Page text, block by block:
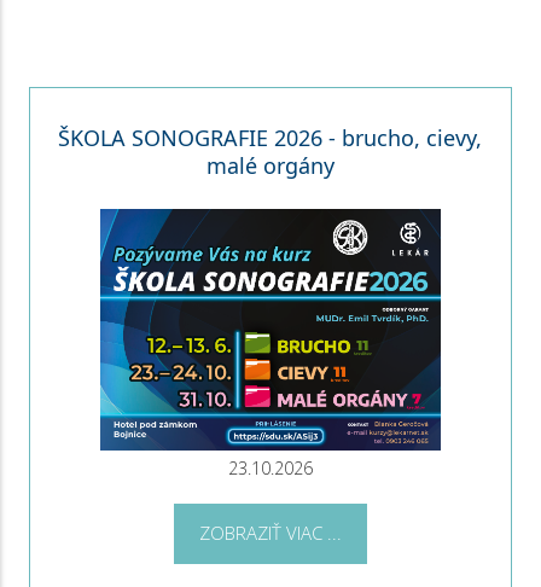
ŠKOLA SONOGRAFIE 2026 - brucho, cievy,
malé orgány
23.10.2026
ZOBRAZIŤ VIAC ...